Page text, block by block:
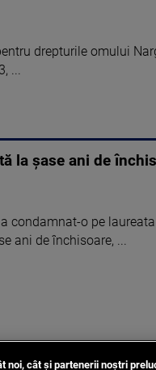
drepturile omului
...
la șase ani de
condamnat-o pe
ani de închisoare, ...
noi, cât și partenerii noștri